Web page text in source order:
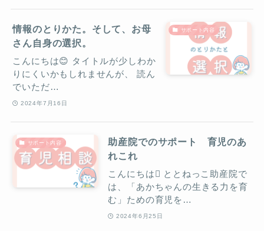
サポート内容
情報のとりかた。そして、お母
さん自身の選択。
こんにちは😊 タイトルが少しわか
りにくいかもしれませんが、 読ん
でいただ…
2024年7月16日
サポート内容
助産院でのサポート 育児のあ
れこれ
こんにちは ととねっこ助産院で
は、「あかちゃんの生きる力を育
む」ための育児を…
2024年6月25日